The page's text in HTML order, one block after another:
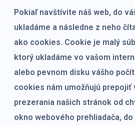
Pokiaľ navštívite náš web, do
ukladáme a následne z neho
ako cookies. Cookie je malý
ktorý ukladáme vo vašom
alebo pevnom disku vášho
cookies nám umožňujú prepojiť
prezerania našich stránok od
okno webového prehliadača,